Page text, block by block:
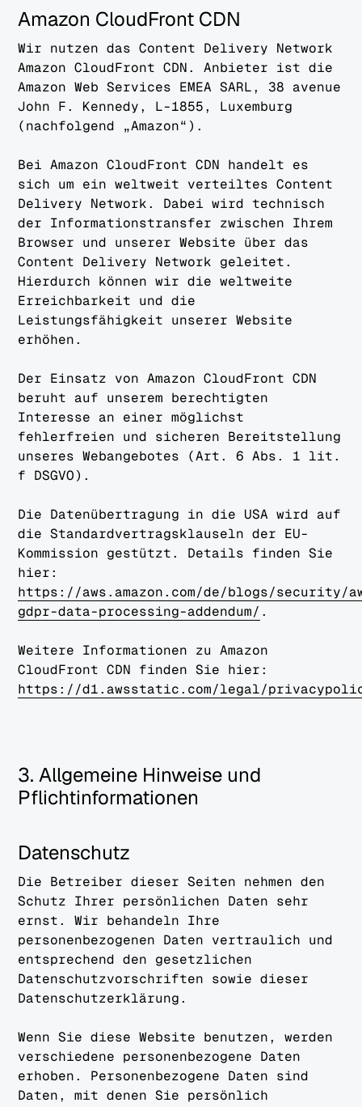
Amazon CloudFront CDN
Wir nutzen das Content Delivery Network
Amazon CloudFront CDN. Anbieter ist die
Amazon Web Services EMEA SARL, 38 avenue
John F. Kennedy, L-1855, Luxemburg
(nachfolgend „Amazon“).
Bei Amazon CloudFront CDN handelt es
sich um ein weltweit verteiltes Content
Delivery Network. Dabei wird technisch
der Informationstransfer zwischen Ihrem
Browser und unserer Website über das
Content Delivery Network geleitet.
Hierdurch können wir die weltweite
Erreichbarkeit und die
Leistungsfähigkeit unserer Website
erhöhen.
Der Einsatz von Amazon CloudFront CDN
beruht auf unserem berechtigten
Interesse an einer möglichst
fehlerfreien und sicheren Bereitstellung
unseres Webangebotes (Art. 6 Abs. 1 lit.
f DSGVO).
Die Datenübertragung in die USA wird auf
die Standardvertragsklauseln der EU-
Kommission gestützt. Details finden Sie
hier:
https://aws.amazon.com/de/blogs/security/
gdpr-data-processing-addendum/ .
Weitere Informationen zu Amazon
CloudFront CDN finden Sie hier:
https://d1.awsstatic.com/legal/
3. Allgemeine Hinweise und
Pflichtinformationen
Datenschutz
Die Betreiber dieser Seiten nehmen den
Schutz Ihrer persönlichen Daten sehr
ernst. Wir behandeln Ihre
personenbezogenen Daten vertraulich und
entsprechend den gesetzlichen
Datenschutzvorschriften sowie dieser
Datenschutzerklärung.
Wenn Sie diese Website benutzen, werden
verschiedene personenbezogene Daten
erhoben. Personenbezogene Daten sind
Daten, mit denen Sie persönlich